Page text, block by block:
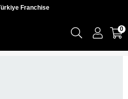
Franchise
0